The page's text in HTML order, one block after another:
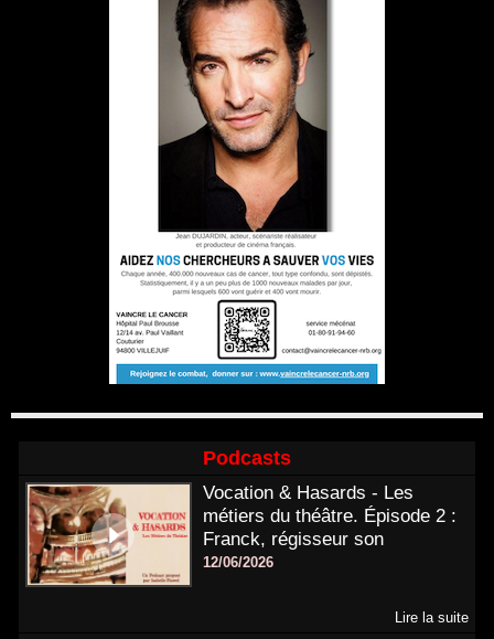
Podcasts
Vocation & Hasards - Les
métiers du théâtre. Épisode 2 :
Franck, régisseur son
12/06/2026
Lire la suite